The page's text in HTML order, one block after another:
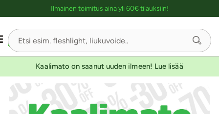
Ilmainen toimitus aina yli 60€ tilauksiin!
Kaalimato on saanut uuden ilmeen! Lue lisää